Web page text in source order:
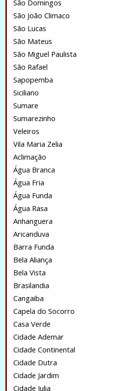
São Domingos
São João Climaco
São Lucas
São Mateus
São Miguel Paulista
São Rafael
Sapopemba
Siciliano
Sumare
Sumarezinho
Veleiros
Vila Maria Zelia
Aclimação
Água Branca
Água Fria
Água Funda
Água Rasa
Anhanguera
Aricanduva
Barra Funda
Bela Aliança
Bela Vista
Brasilandia
Cangaiba
Capela do Socorro
Casa Verde
Cidade Ademar
Cidade Continental
Cidade Dutra
Cidade Jardim
Cidade Julia